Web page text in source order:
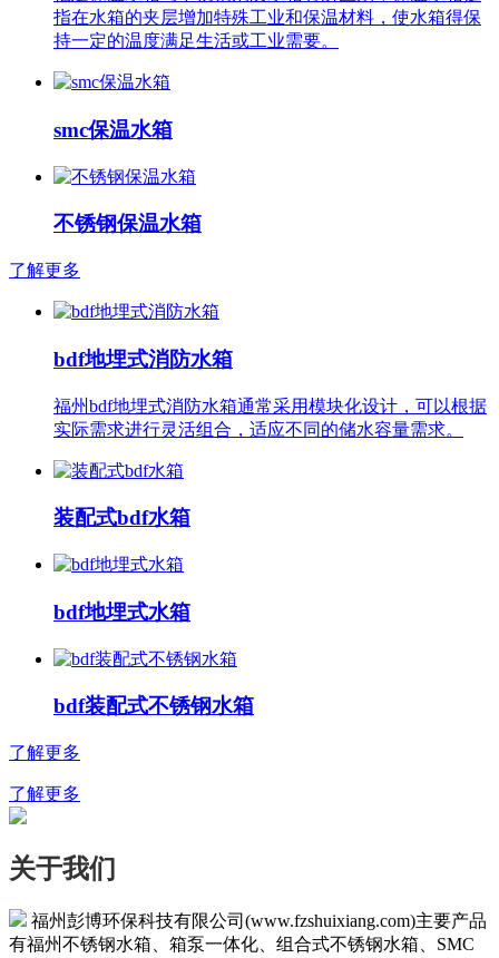
指在水箱的夹层增加特殊工业和保温材料，使水箱得保
持一定的温度满足生活或工业需要。
smc保温水箱
不锈钢保温水箱
了解更多
bdf地埋式消防水箱
福州bdf地埋式消防水箱通常采用模块化设计，可以根据
实际需求进行灵活组合，适应不同的储水容量需求。
装配式bdf水箱
bdf地埋式水箱
bdf装配式不锈钢水箱
了解更多
了解更多
关于我们
福州彭博环保科技有限公司(www.fzshuixiang.com)主要产品
有福州不锈钢水箱、箱泵一体化、组合式不锈钢水箱、SMC